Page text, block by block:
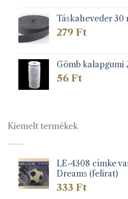
Táskaheveder 30
279 Ft
Gömb kalapgumi
56 Ft
Kiemelt termékek
LE-4308 címke
Dreams (felirat)
333 Ft